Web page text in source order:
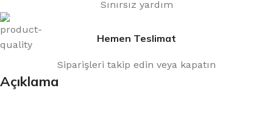
Sınırsız yardım
Hemen Teslimat
Siparişleri takip edin veya kapatın
Açıklama